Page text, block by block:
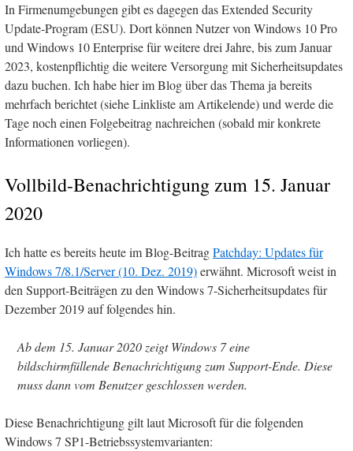
In Firmenumgebungen gibt es dagegen das Extended Security
Update-Program (ESU). Dort können Nutzer von Windows 10 Pro
und Windows 10 Enterprise für weitere drei Jahre, bis zum Januar
2023, kostenpflichtig die weitere Versorgung mit Sicherheitsupdates
dazu buchen. Ich habe hier im Blog über das Thema ja bereits
mehrfach berichtet (siehe Linkliste am Artikelende) und werde die
Tage noch einen Folgebeitrag nachreichen (sobald mir konkrete
Informationen vorliegen).
Vollbild-Benachrichtigung zum 15. Januar
2020
Ich hatte es bereits heute im Blog-BeitragPatchday: Updates für
Windows 7/8.1/Server (10. Dez. 2019)erwähnt. Microsoft weist in
den Support-Beiträgen zu den Windows 7-Sicherheitsupdates für
Dezember 2019 auf folgendes hin.
Ab dem 15. Januar 2020 zeigt Windows 7 eine
bildschirmfüllende Benachrichtigung zum Support-Ende. Diese
muss dann vom Benutzer geschlossen werden.
Diese Benachrichtigung gilt laut Microsoft für die folgenden
Windows 7 SP1-Betriebssystemvarianten: